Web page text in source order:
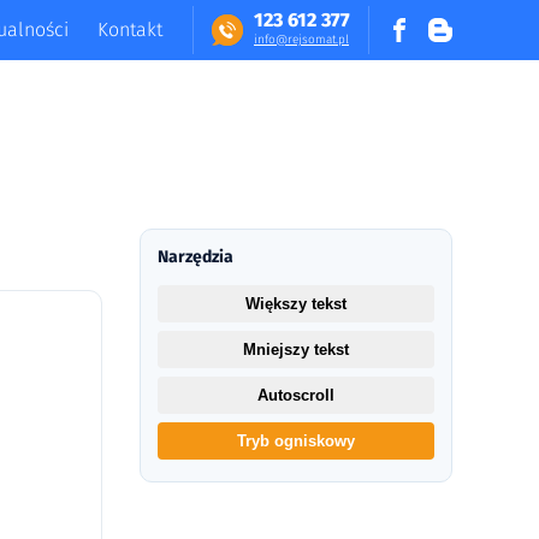
123 612 377
in​fo​@​​rej​somat​.​pl
Kontakt
Narzędzia
Większy tekst
Mniejszy tekst
Autoscroll
Tryb ogniskowy